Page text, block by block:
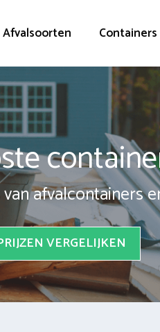
Afvalsoorten Containers
afvalcontainers
VERGELIJKEN